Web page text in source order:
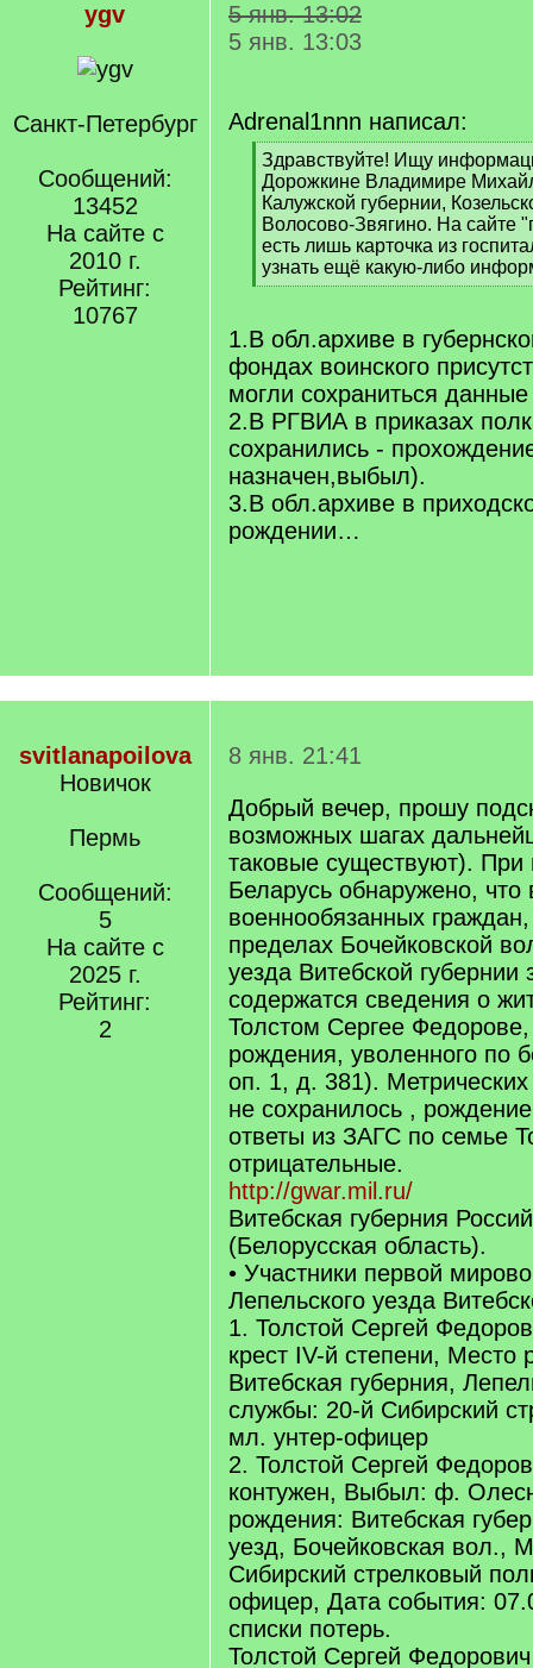
ygv
Санкт-Петербург
Сообщений:
13452
На сайте с
2010 г.
Рейтинг:
10767
5 янв. 13:02
5 янв. 13:03
Adrenal1nnn написал:
[
q
]
Здравствуйте! Ищу
Дорожкине Владимире
Калужской губернии,
Волосово-Звягино. На сайте
есть лишь карточка из
узнать ещё какую-либо
[
q
]
1.В обл.архиве в
фондах воинского
могли сохраниться
2.В РГВИА в приказах
сохранились -
назначен,выбыл).
3.В обл.архиве в
рождении…
svitlanapoilova
Новичок
Пермь
Сообщений:
5
На сайте с
2025 г.
Рейтинг:
2
8 янв. 21:41
Добрый вечер, прошу
возможных шагах
таковые существуют). При
Беларусь обнаружено,
военнообязанных
пределах Бочейковской
уезда Витебской губернии
содержатся сведения о
Толстом Сергее Федорове,
рождения, уволенного по
оп. 1, д. 381).
не сохранилось ,
ответы из ЗАГС по семье
отрицательные.
http://gwar.mil.ru/
Витебская губерния
(Белорусская область).
• Участники первой
Лепельского уезда
1. Толстой Сергей
крест IV-й степени, Место
Витебская губерния,
службы: 20-й Сибирский
мл. унтер-офицер
2. Толстой Сергей
контужен, Выбыл: ф.
рождения: Витебская
уезд, Бочейковская вол.,
Сибирский стрелковый
офицер, Дата события:
списки потерь.
Толстой Сергей